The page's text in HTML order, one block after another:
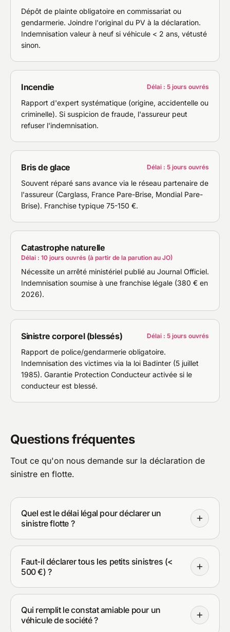
Dépôt de plainte obligatoire en commissariat ou
gendarmerie. Joindre l'original du PV à la déclaration.
Indemnisation valeur à neuf si véhicule < 2 ans, vétusté
sinon.
Incendie Délai : 5 jours ouvrés
Rapport d'expert systématique (origine, accidentelle ou
criminelle). Si suspicion de fraude, l'assureur peut
refuser l'indemnisation.
Bris de glace Délai : 5 jours ouvrés
Souvent réparé sans avance via le réseau partenaire de
l'assureur (Carglass, France Pare-Brise, Mondial Pare-
Brise). Franchise typique 75-150 €.
Catastrophe naturelle
Délai : 10 jours ouvrés (à partir de la parution au JO)
Nécessite un arrêté ministériel publié au Journal Officiel.
Indemnisation soumise à une franchise légale (380 € en
2026).
Sinistre corporel (blessés) Délai : 5 jours ouvrés
Rapport de police/gendarmerie obligatoire.
Indemnisation des victimes via la loi Badinter (5 juillet
1985). Garantie Protection Conducteur activée si le
conducteur est blessé.
Questions fréquentes
Tout ce qu'on nous demande sur la déclaration de
sinistre en flotte.
Quel est le délai légal pour déclarer un
sinistre flotte ?
Faut-il déclarer tous les petits sinistres (<
500 €) ?
Qui remplit le constat amiable pour un
véhicule de société ?